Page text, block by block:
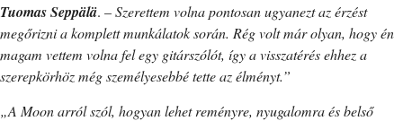
Tuomas Seppälä. –Szerettem volna pontosan ugyanezt az érzést
megőrizni a komplett munkálatok során. Rég volt már olyan, hogy én
magam vettem volna fel egy gitárszólót, így a visszatérés ehhez a
szerepkörhöz még személyesebbé tette az élményt.”
„A Moon arról szól, hogyan lehet reményre, nyugalomra és belső